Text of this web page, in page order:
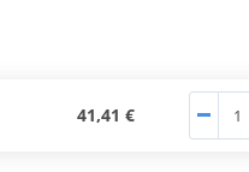
41,41 €